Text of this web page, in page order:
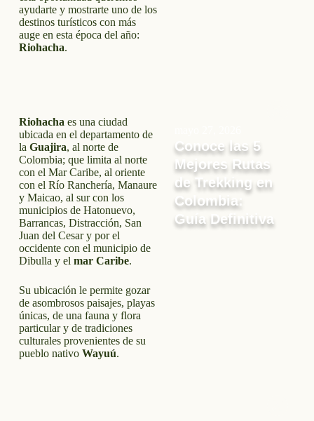
ayudarte y mostrarte uno de los
destinos turísticos con más
auge en esta época del año:
Riohacha.
Riohacha es una ciudad
ubicada en el departamento de
la Guajira, al norte de
Colombia; que limita al norte
con el Mar Caribe, al oriente
con el Río Ranchería, Manaure
y Maicao, al sur con los
municipios de Hatonuevo,
Barrancas, Distracción, San
Juan del Cesar y por el
occidente con el municipio de
Dibulla y el mar Caribe.
Su ubicación le permite gozar
de asombrosos paisajes, playas
únicas, de una fauna y flora
particular y de tradiciones
culturales provenientes de su
pueblo nativo Wayuú.
Conoce las 5
Mejores Rutas
de Trekking en
Colombia:
Guía Definitiva